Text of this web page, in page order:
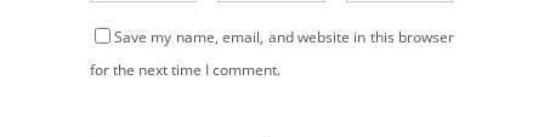
Save my name, email, and website in this browser
for the next time I comment.